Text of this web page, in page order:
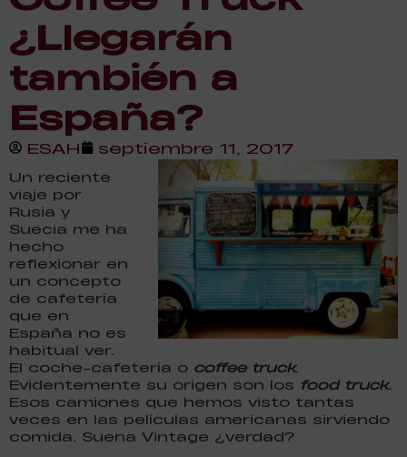
¿Llegarán
también a
España?
ESAH septiembre 11, 2017
Un reciente
viaje por
Rusia y
Suecia me ha
hecho
reflexionar en
un concepto
de cafetería
que en
España no es
habitual ver.
El coche-cafetería o coffee truck.
Evidentemente su origen son los food truck.
Esos camiones que hemos visto tantas
veces en las películas americanas sirviendo
comida. Suena Vintage ¿verdad?